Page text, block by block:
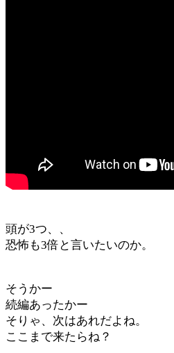
頭が3つ、、
恐怖も3倍と言いたいのか。
そうかー
続編あったかー
そりゃ、次はあれだよね。
ここまで来たらね？